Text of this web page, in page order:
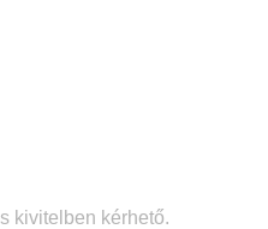
kivitelben kérhető.